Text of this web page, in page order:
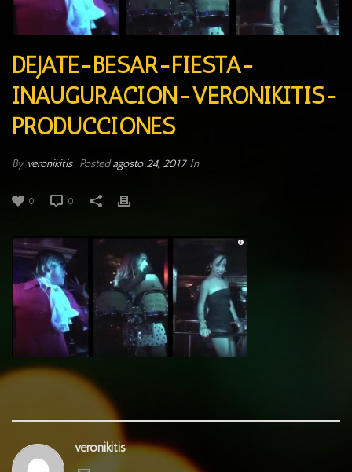
DEJATE-BESAR-FIESTA-
INAUGURACION-VERONIKITIS-
PRODUCCIONES
By veronikitis Postedagosto 24, 2017In
0 0
veronikitis